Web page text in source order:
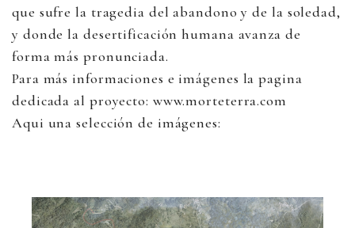
que sufre la tragedia del abandono y de la soledad,
y donde la desertificación humana avanza de
forma más pronunciada.
Para más informaciones e imágenes la pagina
dedicada al proyecto: www.morteterra.com
Aqui una selección de imágenes: